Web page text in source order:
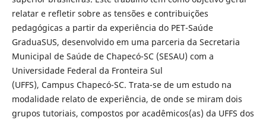
relatar e refletir sobre as tensões e contribuições
pedagógicas a partir da experiência do PET-Saúde
GraduaSUS, desenvolvido em uma parceria da Secretaria
Municipal de Saúde de Chapecó-SC (SESAU) com a
Universidade Federal da Fronteira Sul
(UFFS), Campus Chapecó-SC. Trata-se de um estudo na
modalidade relato de experiência, de onde se miram dois
grupos tutoriais, compostos por acadêmicos(as) da UFFS dos